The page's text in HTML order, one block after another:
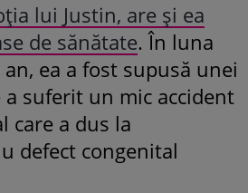
lui Justin, are și ea
de sănătate. În luna
ea a fost supusă unei
suferit un mic accident
care a dus la
defect congenital